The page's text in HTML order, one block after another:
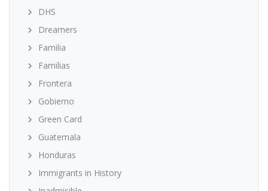
DHS
Dreamers
Familia
Familias
Frontera
Gobierno
Green Card
Guatemala
Honduras
Immigrants in History